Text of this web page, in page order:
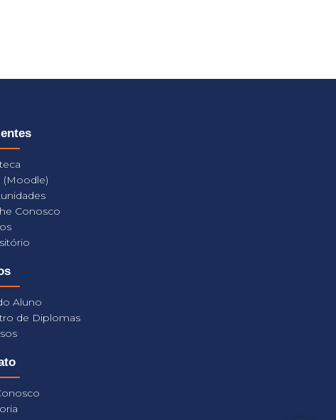
(Moodle)
Conosco
Aluno
de Diplomas